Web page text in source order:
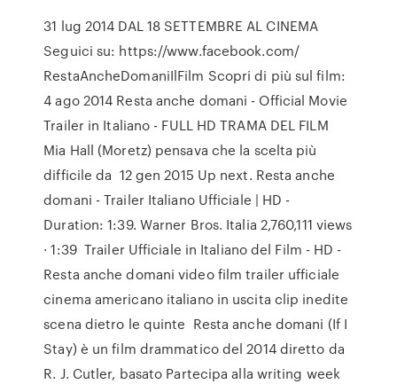
31 lug 2014 DAL 18 SETTEMBRE AL CINEMA
Seguici su: https://www.facebook.com/
RestaAncheDomaniIlFilm Scopri di più sul film:
4 ago 2014 Resta anche domani - Official Movie
Trailer in Italiano - FULL HD TRAMA DEL FILM
Mia Hall (Moretz) pensava che la scelta più
difficile da 12 gen 2015 Up next. Resta anche
domani - Trailer Italiano Ufficiale | HD -
Duration: 1:39. Warner Bros. Italia 2,760,111 views
· 1:39 Trailer Ufficiale in Italiano del Film - HD -
Resta anche domani video film trailer ufficiale
cinema americano italiano in uscita clip inedite
scena dietro le quinte Resta anche domani (If I
Stay) è un film drammatico del 2014 diretto da
R. J. Cutler, basato Partecipa alla writing week